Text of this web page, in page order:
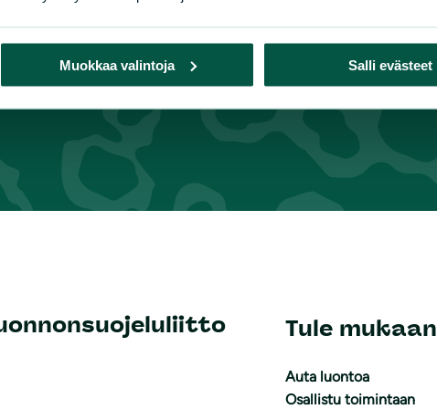
Muokkaa valintoja Salli evästeet
Tule mukaan
Auta luontoa
Osallistu toimintaan